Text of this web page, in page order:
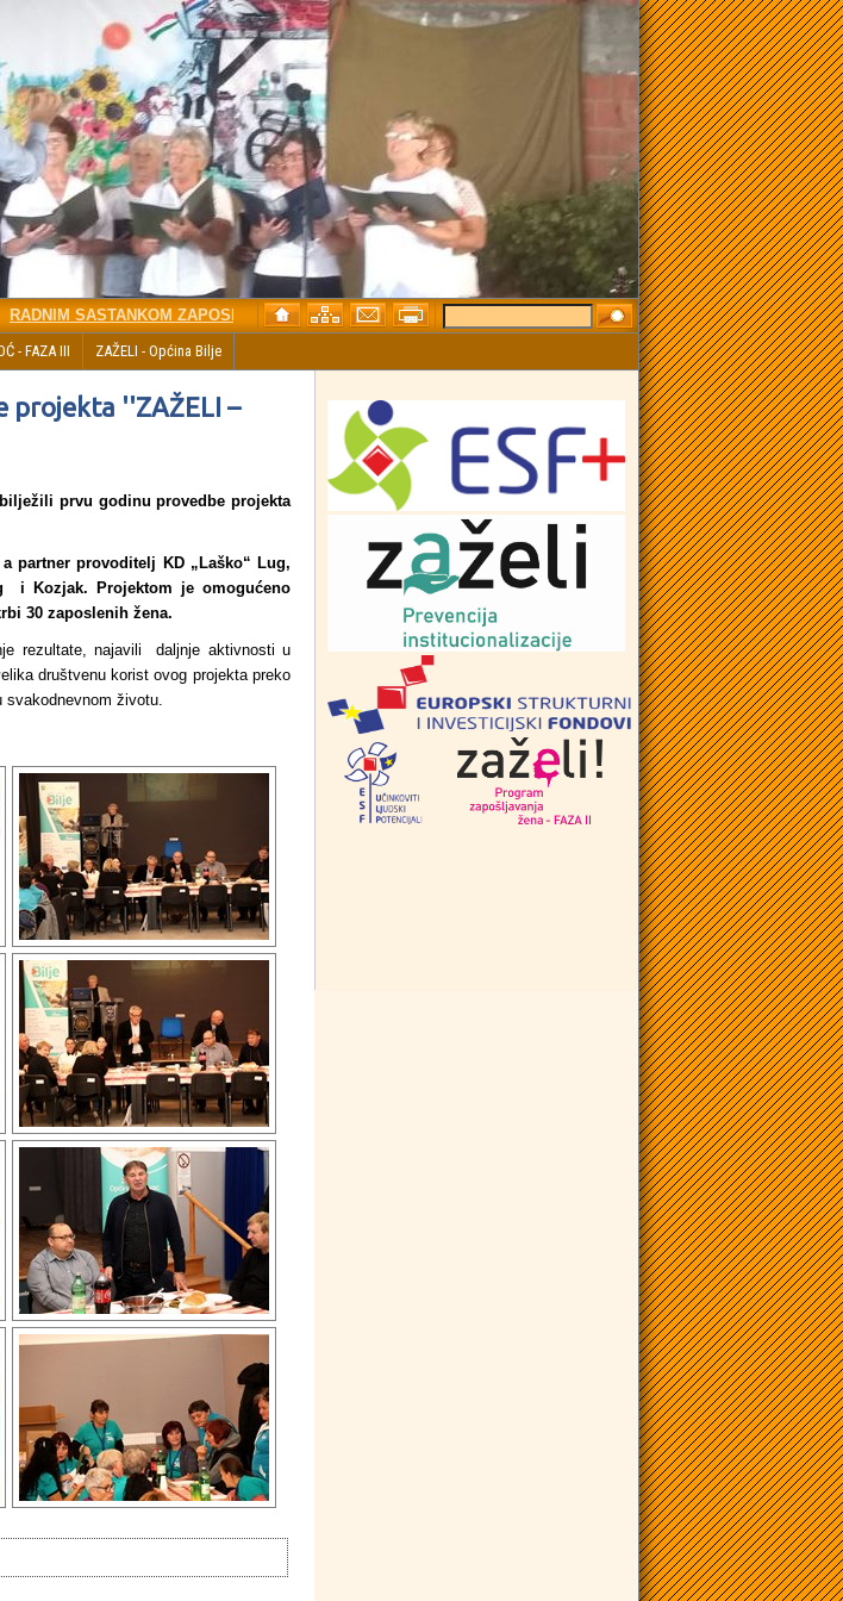
SASTANKOM ZAPOSLENIKA PROJEKTA „ZAŽELI – OPĆINA BILJE“ OBILJEŽEN MEĐUNARODNI DAN
- FAZA III ZAŽELI - Općina Bilje
projekta ''ZAŽELI –
prvu godinu provedbe projekta
provoditelj KD „Laško“ Lug,
i Kozjak. Projektom je omogućeno
30 zaposlenih žena.
rezultate, najavili daljnje aktivnosti u
društvenu korist ovog projekta preko
svakodnevnom životu.